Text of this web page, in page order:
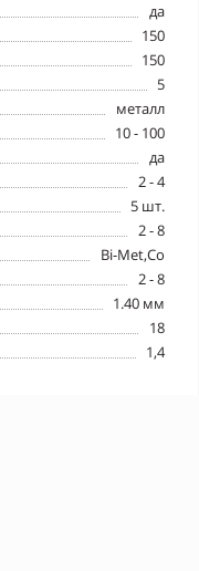
да
150
150
5
металл
10 - 100
да
2 - 4
5 шт.
2 - 8
Bi-Met,Co
2 - 8
1.40 мм
18
1,4